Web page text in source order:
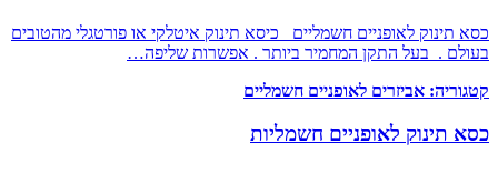
כסא תינוק לאופניים חשמליים כיסא תינוק איטלקי או פורטגלי מהטובים
בעולם . בעל התקן המחמיר ביותר . אפשרות שליפה…
קטגוריה: אביזרים לאופניים חשמליים
כסא תינוק לאופניים חשמליות